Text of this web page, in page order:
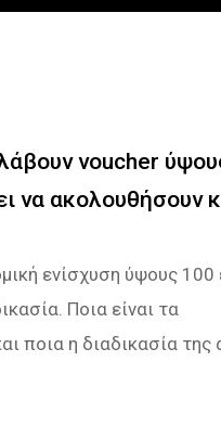
voucher
να ακολουθήσουν
ενίσχυση ύψους 100
Ποια είναι τα
ποια η διαδικασία της